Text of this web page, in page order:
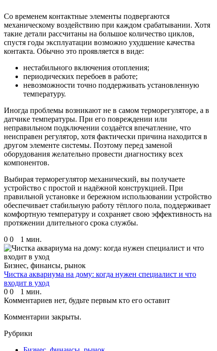
Со временем контактные элементы подвергаются
механическому воздействию при каждом срабатывании. Хотя
такие детали рассчитаны на большое количество циклов,
спустя годы эксплуатации возможно ухудшение качества
контакта. Обычно это проявляется в виде:
нестабильного включения отопления;
периодических перебоев в работе;
невозможности точно поддерживать установленную
температуру.
Иногда проблемы возникают не в самом терморегуляторе, а в
датчике температуры. При его повреждении или
неправильном подключении создаётся впечатление, что
неисправен регулятор, хотя фактически причина находится в
другом элементе системы. Поэтому перед заменой
оборудования желательно провести диагностику всех
компонентов.
Выбирая терморегулятор механический, вы получаете
устройство с простой и надёжной конструкцией. При
правильной установке и бережном использовании устройство
обеспечивает стабильную работу тёплого пола, поддерживает
комфортную температуру и сохраняет свою эффективность на
протяжении длительного срока службы.
0 0 1 мин.
Бизнес, финансы, рынок
Чистка аквариума на дому: когда нужен специалист и что
входит в уход
0 0
1 мин.
Комментариев нет, будьте первым кто его оставит
Комментарии закрыты.
Рубрики